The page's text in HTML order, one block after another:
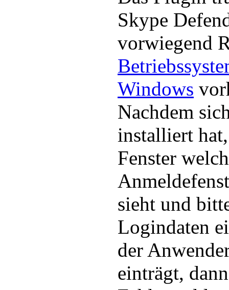
Skype
vorwiegend
Windows
Nachdem
installiert
Fenster
sieht und
Logindaten
der
einträgt,